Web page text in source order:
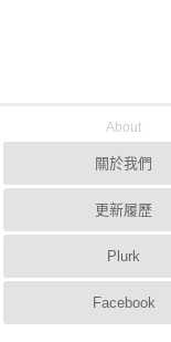
About
關於我們
更新履歷
Plurk
Facebook